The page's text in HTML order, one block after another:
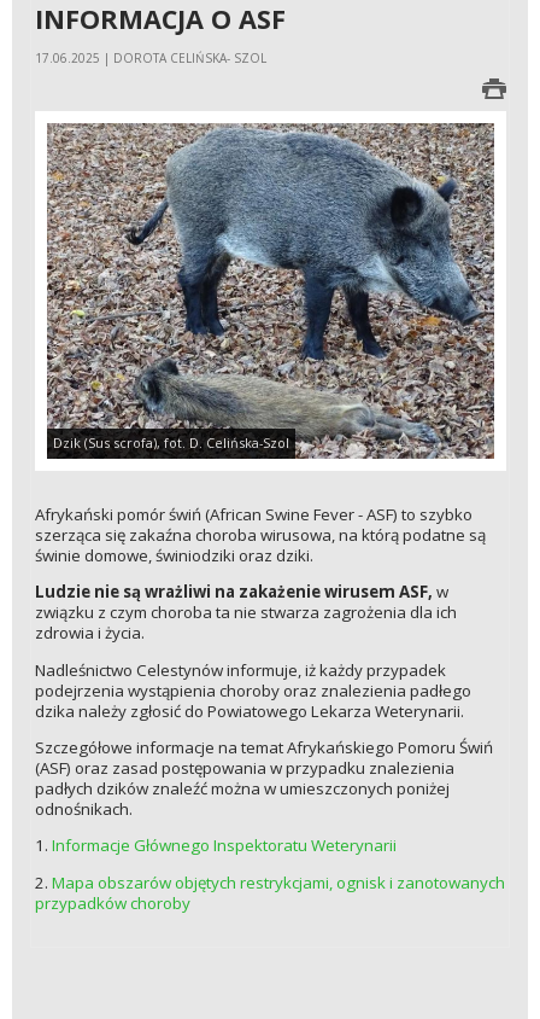
INFORMACJA O ASF
17.06.2025 | DOROTA CELIŃSKA- SZOL
Dzik (Sus scrofa), fot. D. Celińska-Szol
Afrykański pomór świń (African Swine Fever - ASF) to szybko
szerząca się zakaźna choroba wirusowa, na którą podatne są
świnie domowe, świniodziki oraz dziki.
Ludzie nie są wrażliwi na zakażenie wirusem ASF, w
związku z czym choroba ta nie stwarza zagrożenia dla ich
zdrowia i życia.
Nadleśnictwo Celestynów informuje, iż każdy przypadek
podejrzenia wystąpienia choroby oraz znalezienia padłego
dzika należy zgłosić do Powiatowego Lekarza Weterynarii.
Szczegółowe informacje na temat Afrykańskiego Pomoru Świń
(ASF) oraz zasad postępowania w przypadku znalezienia
padłych dzików znaleźć można w umieszczonych poniżej
odnośnikach.
1. Informacje Głównego Inspektoratu Weterynarii
2. Mapa obszarów objętych restrykcjami, ognisk i zanotowanych
przypadków choroby